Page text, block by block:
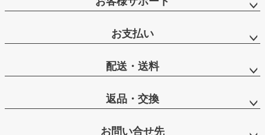
お支払い
配送・送料
返品・交換
お問い合せ先